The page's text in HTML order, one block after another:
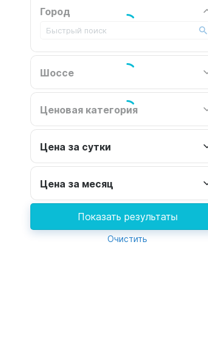
Город
Шоссе
Ценовая категория
Цена за сутки
Цена за месяц
Показать результаты
Очистить